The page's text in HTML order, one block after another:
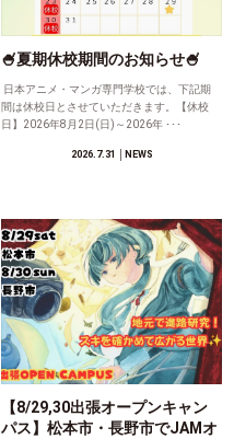
🍧夏期休校期間のお知らせ🍧
日本アニメ・マンガ専門学校では、下記期
間は休校日とさせていただきます。【休校
日】2026年8月2日(日)～2026年 ･･･
2026.7.31 │NEWS
【8/29,30出張オープンキャン
パス】松本市・長野市でJAMオ